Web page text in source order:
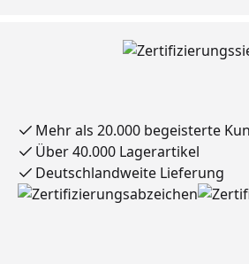
Mehr als 20.000 begeisterte
Über 40.000 Lagerartikel
Deutschlandweite Lieferung